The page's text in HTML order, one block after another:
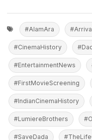
#AlamAra
#CinemaHistory
#EntertainmentNews
#FirstMovieScreening
#IndianCinemaHistory
#LumiereBrothers
#SaveDada